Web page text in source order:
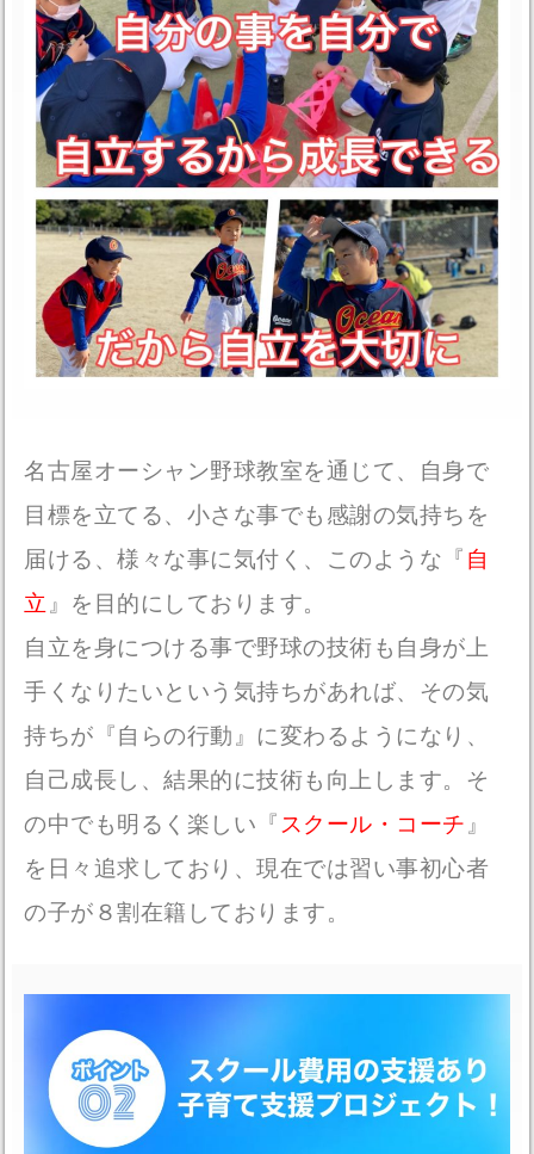
名古屋オーシャン野球教室を通じて、自身で
目標を立てる、小さな事でも感謝の気持ちを
届ける、様々な事に気付く、このような『 自
立』を目的にしております。
自立を身につける事で野球の技術も自身が上
手くなりたいという気持ちがあれば、その気
持ちが『自らの行動』に変わるようになり、
自己成長し、結果的に技術も向上し ます。そ
の中でも明るく楽しい『スクール・コーチ』
を日々追求しており、現在では習い事初心者
の子が８割在籍しております。